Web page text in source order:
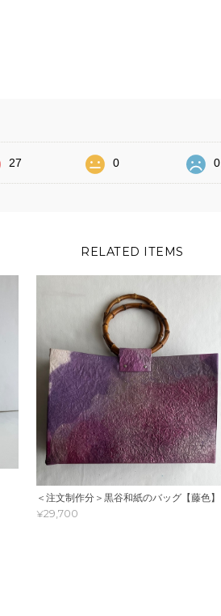
27 0 0
RELATED ITEMS
＜注文制作分＞黒谷和紙のバッグ【藤色】
¥29,700